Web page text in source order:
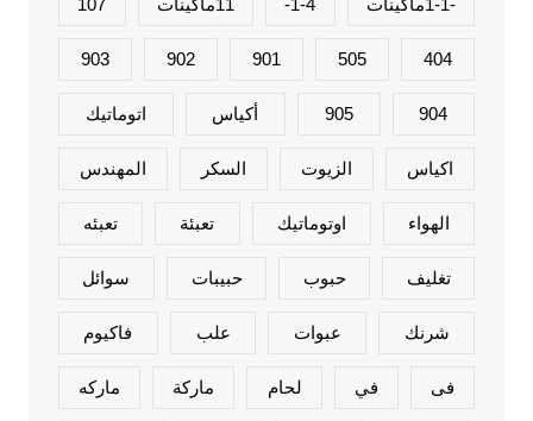
404
505
901
902
903
904
905 أكياس اتوماتيك
اكياس الزيوت السكر المهندس
الهواء اوتوماتيك تعبئة تعبئه
تغليف حبوب حبيبات سوائل
شرنك عبوات علب فاكيوم
فى في لحام ماركة ماركه